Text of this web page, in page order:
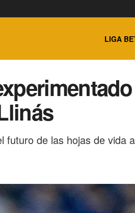
LIGA
de las hojas de vida